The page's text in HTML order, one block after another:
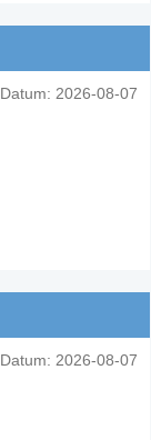
Datum: 2026-08-07
Datum: 2026-08-07